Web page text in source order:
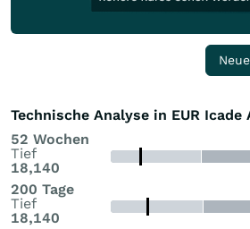
Technische Analyse in EUR Icade
52 Wochen
Tief
18,140
200 Tage
Tief
18,140